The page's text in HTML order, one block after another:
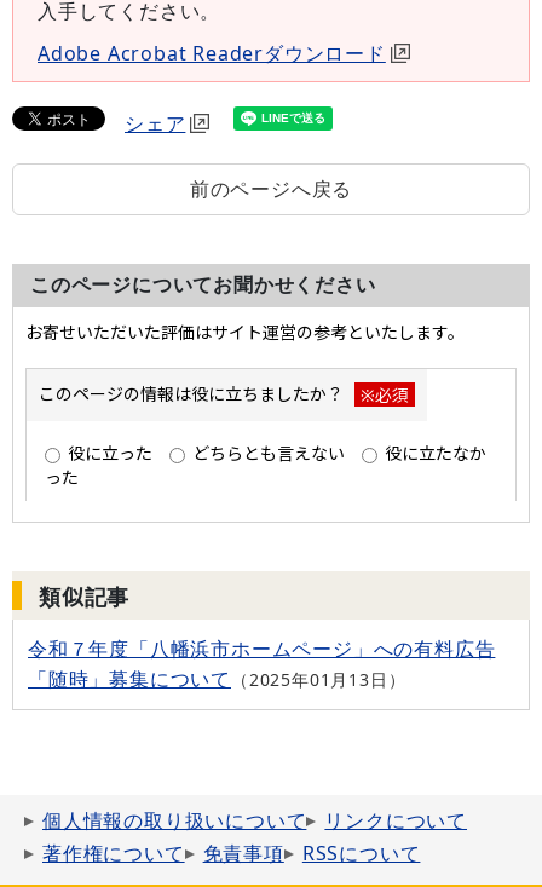
入手してください。
Adobe Acrobat Readerダウンロード
シェア
前のページへ戻る
このページについてお聞かせください
類似記事
令和７年度「八幡浜市ホームページ」への有料広告
「随時」募集について
2025年01月13日
個人情報の取り扱いについて
リンクについて
著作権について
免責事項 RSSについて